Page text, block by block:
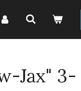
Jax" 3-